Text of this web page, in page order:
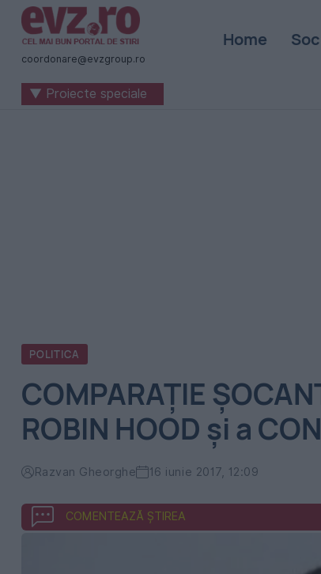
Știri
naționale
internaționale
coordonare@evzgroup.ro
Home
▼ Proiecte speciale
POLITICA
COMPARAŢIE
ROBIN HOOD şi a
Razvan Gheorghe 16 iunie 2017, 12:09
COMENTEAZĂ ȘTIREA